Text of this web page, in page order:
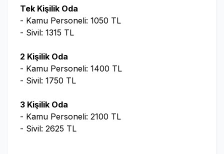
Tek Kişilik Oda
- Kamu Personeli: 1050 TL
- Sivil: 1315 TL
2 Kişilik Oda
- Kamu Personeli: 1400 TL
- Sivil: 1750 TL
3 Kişilik Oda
- Kamu Personeli: 2100 TL
- Sivil: 2625 TL